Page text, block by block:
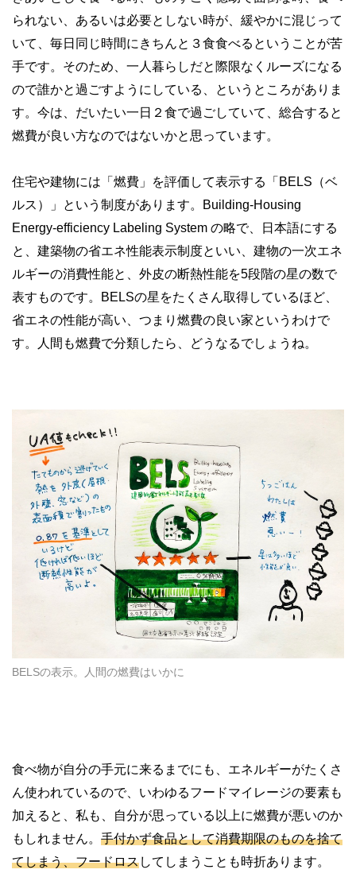
られない、あるいは必要としない時が、緩やかに混じって
いて、毎日同じ時間にきちんと３食食べるということが苦
手です。そのため、一人暮らしだと際限なくルーズになる
ので誰かと過ごすようにしている、というところがありま
す。今は、だいたい一日２食で過ごしていて、総合すると
燃費が良い方なのではないかと思っています。
住宅や建物には「燃費」を評価して表示する「BELS（ベ
ルス）」という制度があります。Building-Housing
Energy-efficiency Labeling System の略で、日本語にする
と、建築物の省エネ性能表示制度といい、建物の一次エネ
ルギーの消費性能と、外皮の断熱性能を5段階の星の数で
表すものです。BELSの星をたくさん取得しているほど、
省エネの性能が高い、つまり燃費の良い家というわけで
す。人間も燃費で分類したら、どうなるでしょうね。
BELSの表示。人間の燃費はいかに
食べ物が自分の手元に来るまでにも、エネルギーがたくさ
ん使われているので、いわゆるフードマイレージの要素も
加えると、私も、自分が思っている以上に燃費が悪いのか
もしれません。 手付かず食品として消費期限のものを捨て
てしまう、フードロスしてしまうことも時折あります。